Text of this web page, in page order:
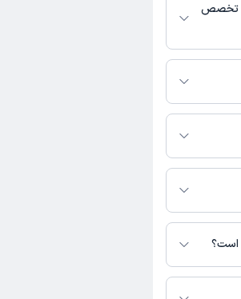
تخصص
می‌کنند.
صفحه ثبت نشده
است؟
نیست.